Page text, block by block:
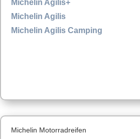
Michelin Agilis+
Michelin Agilis
Michelin Agilis Camping
Michelin Motorradreifen